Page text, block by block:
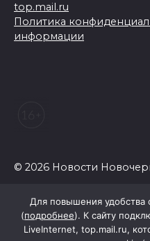
top.mail.ru
Политика
информации
© 2026 Новости
Для повышения удобства
(подробнее). К сайту
LiveInternet, top.mail.ru,